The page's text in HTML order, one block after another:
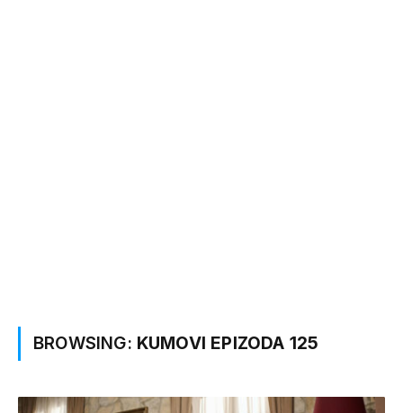
BROWSING: KUMOVI EPIZODA 125